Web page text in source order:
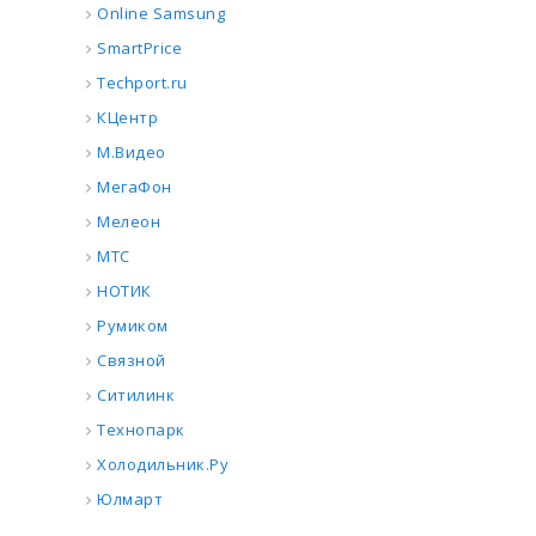
Online Samsung
SmartPrice
Techport.ru
КЦентр
М.Видео
МегаФон
Мелеон
МТС
НОТИК
Румиком
Связной
Ситилинк
Технопарк
Холодильник.Ру
Юлмарт